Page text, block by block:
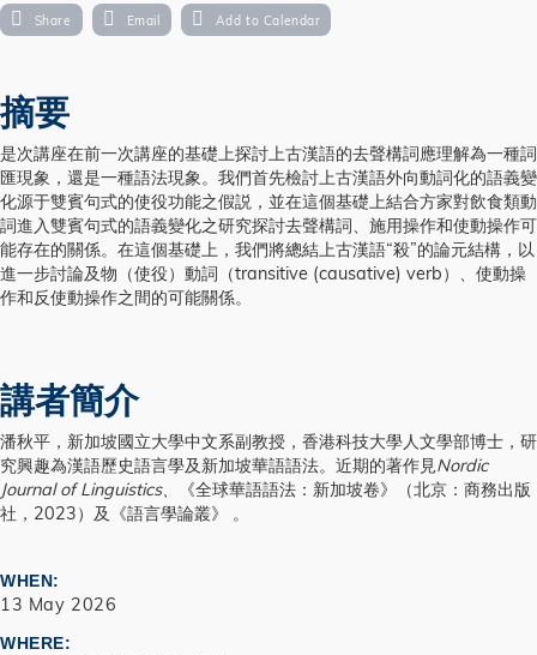
Share Email Add to Calendar
摘要
是次講座在前一次講座的基礎上探討上古漢語的去聲構詞應理解為一種詞
匯現象，還是一種語法現象。我們首先檢討上古漢語外向動詞化的語義變
化源于雙賓句式的使役功能之假説，並在這個基礎上結合方家對飲食類動
詞進入雙賓句式的語義變化之研究探討去聲構詞、施用操作和使動操作可
能存在的關係。在這個基礎上，我們將總結上古漢語“殺”的論元結構，以
進一步討論及物（使役）動詞（transitive (causative) verb）、使動操
作和反使動操作之間的可能關係。
講者簡介
潘秋平，新加坡國立大學中文系副教授，香港科技大學人文學部博士，研
究興趣為漢語歷史語言學及新加坡華語語法。近期的著作見Nordic
Journal of Linguistics、
《全球華語語法：新加坡卷》（北京：商務出版
社，2023）及《語言學論叢》 。
WHEN
13 May 2026
WHERE